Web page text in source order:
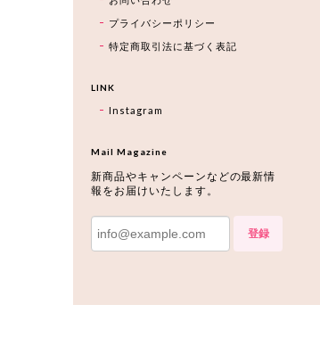
プライバシーポリシー
特定商取引法に基づく表記
LINK
Instagram
Mail Magazine
新商品やキャンペーンなどの最新情
報をお届けいたします。
登録